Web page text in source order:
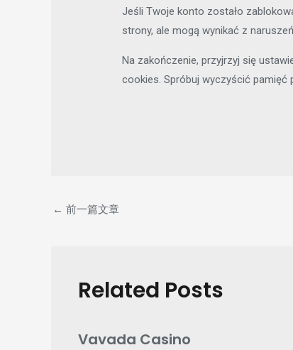
Jeśli Twoje konto zostało
strony, ale mogą wynikać z
Na zakończenie, przyjrzyj się
cookies. Spróbuj wyczyścić pamięć
← 前一篇文章
Related Posts
Vavada Casino